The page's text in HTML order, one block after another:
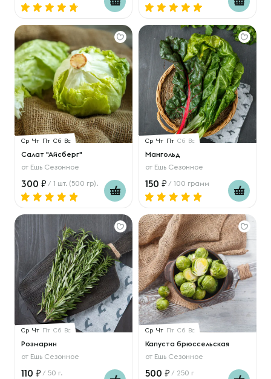
Ср Чт Пт Сб Вс
Салат "Айсберг"
от Ешь Сезонное
300 / 1 шт. (500 гр).
Ср Чт Пт Сб Вс
Мангольд
от Ешь Сезонное
150 / 100 грамм
Ср Чт Пт Сб Вс
Розмарин
от Ешь Сезонное
110 / 50 г.
Ср Чт Пт Сб Вс
Капуста брюссельская
от Ешь Сезонное
500 / 250 г